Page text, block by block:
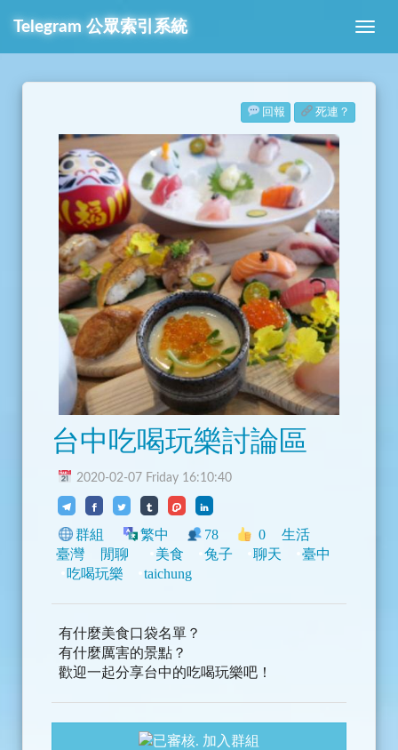
Telegram 公眾索引系統
回報 死連？
台中吃喝玩樂討論區
2020-02-07 Friday 16:10:40
群組 繁中 78 0
生活
臺灣
閒聊 美食 兔子 聊天
臺中
吃喝玩樂
taichung
有什麼美食口袋名單？
有什麼厲害的景點？
歡迎一起分享台中的吃喝玩樂吧！
加入群組